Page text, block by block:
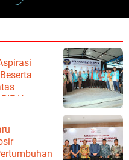
Kota